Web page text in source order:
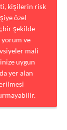
kişilerin risk
özel
şekilde
ve
mali
uygun
yer alan